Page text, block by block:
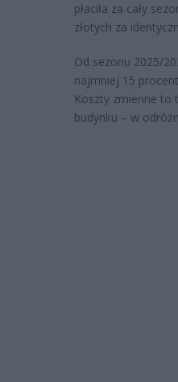
płaciła za cały
złotych za
Od sezonu 2025/
najmniej 15
Koszty zmienne to
budynku – w